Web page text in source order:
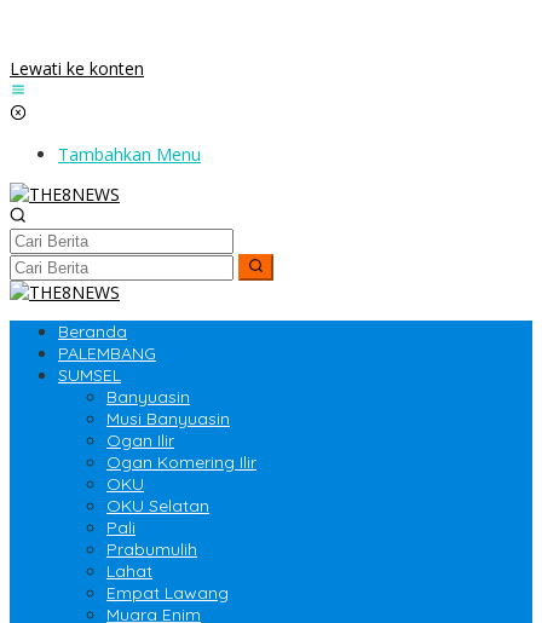
Lewati ke konten
Tambahkan Menu
Beranda
PALEMBANG
SUMSEL
Banyuasin
Musi Banyuasin
Ogan Ilir
Ogan Komering Ilir
OKU
OKU Selatan
Pali
Prabumulih
Lahat
Empat Lawang
Muara Enim